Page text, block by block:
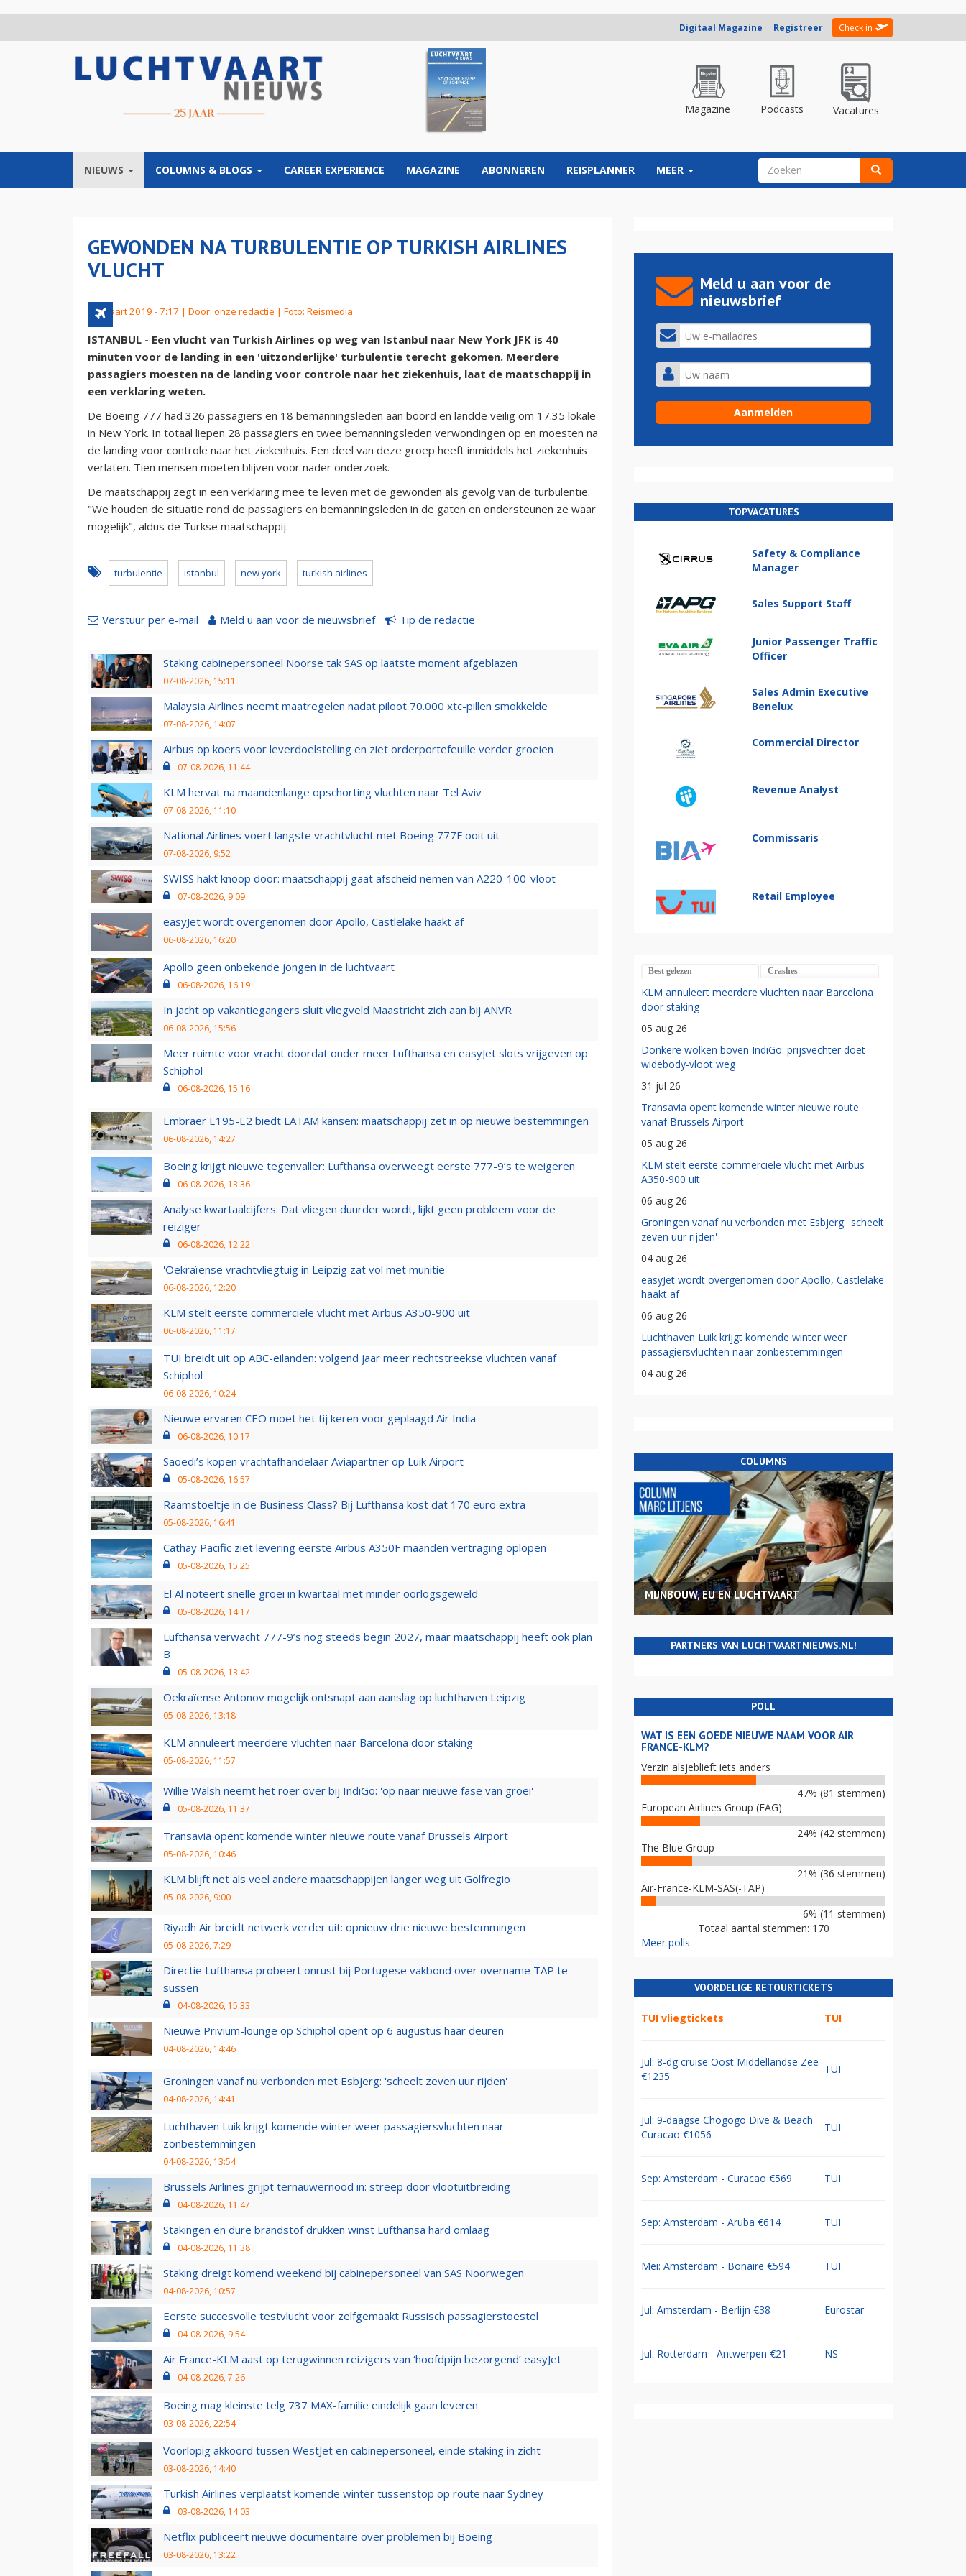
Digitaal Magazine Registreer Check in
Magazine Podcasts Vacatures
NIEUWS COLUMNS & BLOGS CAREER EXPERIENCE MAGAZINE ABONNEREN REISPLANNER MEER ZOEKVELD
GEWONDEN NA TURBULENTIE OP TURKISH AIRLINES
VLUCHT
10 maart 2019 - 7:17 | Door: onze redactie | Foto: Reismedia
ISTANBUL - Een vlucht van Turkish Airlines op weg van Istanbul naar New York JFK is 40
minuten voor de landing in een 'uitzonderlijke' turbulentie terecht gekomen. Meerdere
passagiers moesten na de landing voor controle naar het ziekenhuis, laat de maatschappij in
een verklaring weten.
De Boeing 777 had 326 passagiers en 18 bemanningsleden aan boord en landde veilig om 17.35 lokale
in New York. In totaal liepen 28 passagiers en twee bemanningsleden verwondingen op en moesten na
de landing voor controle naar het ziekenhuis. Een deel van deze groep heeft inmiddels het ziekenhuis
verlaten. Tien mensen moeten blijven voor nader onderzoek.
De maatschappij zegt in een verklaring mee te leven met de gewonden als gevolg van de turbulentie.
"We houden de situatie rond de passagiers en bemanningsleden in de gaten en ondersteunen ze waar
mogelijk", aldus de Turkse maatschappij.
turbulentie istanbul new york turkish airlines
Verstuur per e-mail Meld u aan voor de nieuwsbrief Tip de redactie
Staking cabinepersoneel Noorse tak SAS op laatste moment afgeblazen
07-08-2026, 15:11
Malaysia Airlines neemt maatregelen nadat piloot 70.000 xtc-pillen smokkelde
07-08-2026, 14:07
Airbus op koers voor leverdoelstelling en ziet orderportefeuille verder groeien
07-08-2026, 11:44
KLM hervat na maandenlange opschorting vluchten naar Tel Aviv
07-08-2026, 11:10
National Airlines voert langste vrachtvlucht met Boeing 777F ooit uit
07-08-2026, 9:52
SWISS hakt knoop door: maatschappij gaat afscheid nemen van A220-100-vloot
07-08-2026, 9:09
easyJet wordt overgenomen door Apollo, Castlelake haakt af
06-08-2026, 16:20
Apollo geen onbekende jongen in de luchtvaart
06-08-2026, 16:19
In jacht op vakantiegangers sluit vliegveld Maastricht zich aan bij ANVR
06-08-2026, 15:56
Meer ruimte voor vracht doordat onder meer Lufthansa en easyJet slots vrijgeven op
Schiphol
06-08-2026, 15:16
Embraer E195-E2 biedt LATAM kansen: maatschappij zet in op nieuwe bestemmingen
06-08-2026, 14:27
Boeing krijgt nieuwe tegenvaller: Lufthansa overweegt eerste 777-9’s te weigeren
06-08-2026, 13:36
Analyse kwartaalcijfers: Dat vliegen duurder wordt, lijkt geen probleem voor de
reiziger
06-08-2026, 12:22
'Oekraïense vrachtvliegtuig in Leipzig zat vol met munitie'
06-08-2026, 12:20
KLM stelt eerste commerciële vlucht met Airbus A350-900 uit
06-08-2026, 11:17
TUI breidt uit op ABC-eilanden: volgend jaar meer rechtstreekse vluchten vanaf
Schiphol
06-08-2026, 10:24
Nieuwe ervaren CEO moet het tij keren voor geplaagd Air India
06-08-2026, 10:17
Saoedi’s kopen vrachtafhandelaar Aviapartner op Luik Airport
05-08-2026, 16:57
Raamstoeltje in de Business Class? Bij Lufthansa kost dat 170 euro extra
05-08-2026, 16:41
Cathay Pacific ziet levering eerste Airbus A350F maanden vertraging oplopen
05-08-2026, 15:25
El Al noteert snelle groei in kwartaal met minder oorlogsgeweld
05-08-2026, 14:17
Lufthansa verwacht 777-9’s nog steeds begin 2027, maar maatschappij heeft ook plan
B
05-08-2026, 13:42
Oekraïense Antonov mogelijk ontsnapt aan aanslag op luchthaven Leipzig
05-08-2026, 13:18
KLM annuleert meerdere vluchten naar Barcelona door staking
05-08-2026, 11:57
Willie Walsh neemt het roer over bij IndiGo: 'op naar nieuwe fase van groei'
05-08-2026, 11:37
Transavia opent komende winter nieuwe route vanaf Brussels Airport
05-08-2026, 10:46
KLM blijft net als veel andere maatschappijen langer weg uit Golfregio
05-08-2026, 9:00
Riyadh Air breidt netwerk verder uit: opnieuw drie nieuwe bestemmingen
05-08-2026, 7:29
Directie Lufthansa probeert onrust bij Portugese vakbond over overname TAP te
sussen
04-08-2026, 15:33
Nieuwe Privium-lounge op Schiphol opent op 6 augustus haar deuren
04-08-2026, 14:46
Groningen vanaf nu verbonden met Esbjerg: 'scheelt zeven uur rijden'
04-08-2026, 14:41
Luchthaven Luik krijgt komende winter weer passagiersvluchten naar
zonbestemmingen
04-08-2026, 13:54
Brussels Airlines grijpt ternauwernood in: streep door vlootuitbreiding
04-08-2026, 11:47
Stakingen en dure brandstof drukken winst Lufthansa hard omlaag
04-08-2026, 11:38
Staking dreigt komend weekend bij cabinepersoneel van SAS Noorwegen
04-08-2026, 10:57
Eerste succesvolle testvlucht voor zelfgemaakt Russisch passagierstoestel
04-08-2026, 9:54
Air France-KLM aast op terugwinnen reizigers van ‘hoofdpijn bezorgend’ easyJet
04-08-2026, 7:26
Boeing mag kleinste telg 737 MAX-familie eindelijk gaan leveren
03-08-2026, 22:54
Voorlopig akkoord tussen WestJet en cabinepersoneel, einde staking in zicht
03-08-2026, 14:40
Turkish Airlines verplaatst komende winter tussenstop op route naar Sydney
03-08-2026, 14:03
Netflix publiceert nieuwe documentaire over problemen bij Boeing
03-08-2026, 13:22
Meld u aan voor de
nieuwsbrief
TOPVACATURES
Safety & Compliance
Manager
Sales Support Staff
Junior Passenger Traffic
Officer
Sales Admin Executive
Benelux
Commercial Director
Revenue Analyst
Commissaris
Retail Employee
Best gelezen Crashes
KLM annuleert meerdere vluchten naar Barcelona
door staking
05 aug 26
Donkere wolken boven IndiGo: prijsvechter doet
widebody-vloot weg
31 jul 26
Transavia opent komende winter nieuwe route
vanaf Brussels Airport
05 aug 26
KLM stelt eerste commerciële vlucht met Airbus
A350-900 uit
06 aug 26
Groningen vanaf nu verbonden met Esbjerg: 'scheelt
zeven uur rijden'
04 aug 26
easyJet wordt overgenomen door Apollo, Castlelake
haakt af
06 aug 26
Luchthaven Luik krijgt komende winter weer
passagiersvluchten naar zonbestemmingen
04 aug 26
COLUMNS
MIJNBOUW, EU EN LUCHTVAART
PARTNERS VAN LUCHTVAARTNIEUWS.NL!
POLL
WAT IS EEN GOEDE NIEUWE NAAM VOOR AIR
FRANCE-KLM?
Verzin alsjeblieft iets anders
47% (81 stemmen)
European Airlines Group (EAG)
24% (42 stemmen)
The Blue Group
21% (36 stemmen)
Air-France-KLM-SAS(-TAP)
6% (11 stemmen)
Totaal aantal stemmen: 170
Meer polls
VOORDELIGE RETOURTICKETS
TUI vliegtickets TUI
Jul: 8-dg cruise Oost Middellandse Zee
€1235
TUI
Jul: 9-daagse Chogogo Dive & Beach
Curacao €1056
TUI
Sep: Amsterdam - Curacao €569 TUI
Sep: Amsterdam - Aruba €614 TUI
Mei: Amsterdam - Bonaire €594 TUI
Jul: Amsterdam - Berlijn €38 Eurostar
Jul: Rotterdam - Antwerpen €21 NS